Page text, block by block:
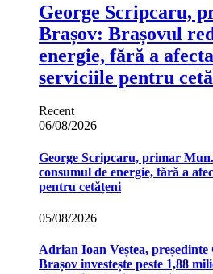
George Scripcaru,
Brașov: Brașovul
energie, fără a
serviciile pentru
Recent
06/08/2026
George Scripcaru, primar
consumul de energie, fără a
pentru cetățeni
05/08/2026
Adrian Ioan Veștea,
Brașov investește peste 1,88